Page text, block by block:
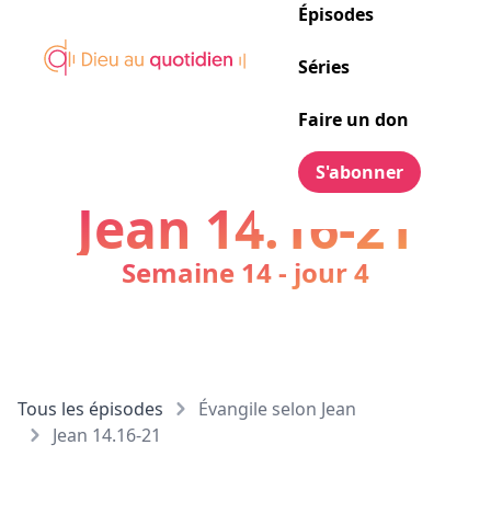
Épisodes
Séries
Faire un don
S'abonner
Jean 14.16-21
Semaine 14 - jour 4
Tous les épisodes
Évangile selon Jean
Jean 14.16-21